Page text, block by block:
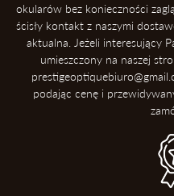
okularów bez konieczności
ścisły kontakt z naszymi
aktualna. Jeżeli interesujący
umieszczony na naszej
podając cenę i